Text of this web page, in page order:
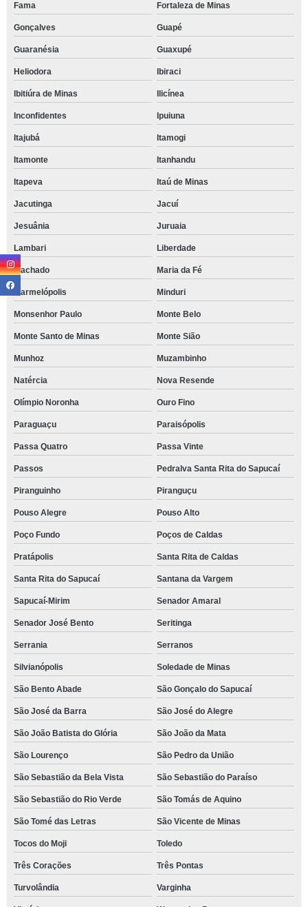
Fama Fortaleza de Minas
Gonçalves Guapé
Guaranésia Guaxupé
Heliodora Ibiraci
Ibitiúra de Minas Ilicínea
Inconfidentes Ipuiuna
Itajubá Itamogi
Itamonte Itanhandu
Itapeva Itaú de Minas
Jacutinga Jacuí
Jesuânia Juruaia
Lambari Liberdade
Machado Maria da Fé
Marmelópolis Minduri
Monsenhor Paulo Monte Belo
Monte Santo de Minas Monte Sião
Munhoz Muzambinho
Natércia Nova Resende
Olímpio Noronha Ouro Fino
Paraguaçu Paraisópolis
Passa Quatro Passa Vinte
Passos Pedralva Santa Rita do Sapucaí
Piranguinho Piranguçu
Pouso Alegre Pouso Alto
Poço Fundo Poços de Caldas
Pratápolis Santa Rita de Caldas
Santa Rita do Sapucaí Santana da Vargem
Sapucaí-Mirim Senador Amaral
Senador José Bento Seritinga
Serrania Serranos
Silvianópolis Soledade de Minas
São Bento Abade São Gonçalo do Sapucaí
São José da Barra São José do Alegre
São João Batista do Glória São João da Mata
São Lourenço São Pedro da União
São Sebastião da Bela Vista São Sebastião do Paraíso
São Sebastião do Rio Verde São Tomás de Aquino
São Tomé das Letras São Vicente de Minas
Tocos do Moji Toledo
Três Corações Três Pontas
Turvolândia Varginha